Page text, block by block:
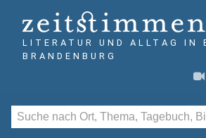
LITERATUR UND ALLTAG IN
BRANDENBURG